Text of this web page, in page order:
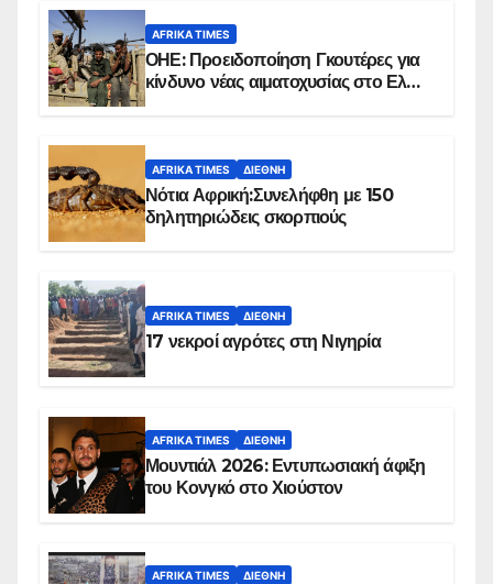
AFRIKA TIMES
ΟΗΕ: Προειδοποίηση Γκουτέρες για
κίνδυνο νέας αιματοχυσίας στο Ελ
AFRIKA TIMES ΔΙΕΘΝΉ
Νότια Αφρική:Συνελήφθη με 150
δηλητηριώδεις σκορπιούς
AFRIKA TIMES ΔΙΕΘΝΉ
17 νεκροί αγρότες στη Νιγηρία
AFRIKA TIMES ΔΙΕΘΝΉ
Μουντιάλ 2026: Εντυπωσιακή άφιξη
του Κονγκό στο Χιούστον
AFRIKA TIMES ΔΙΕΘΝΉ